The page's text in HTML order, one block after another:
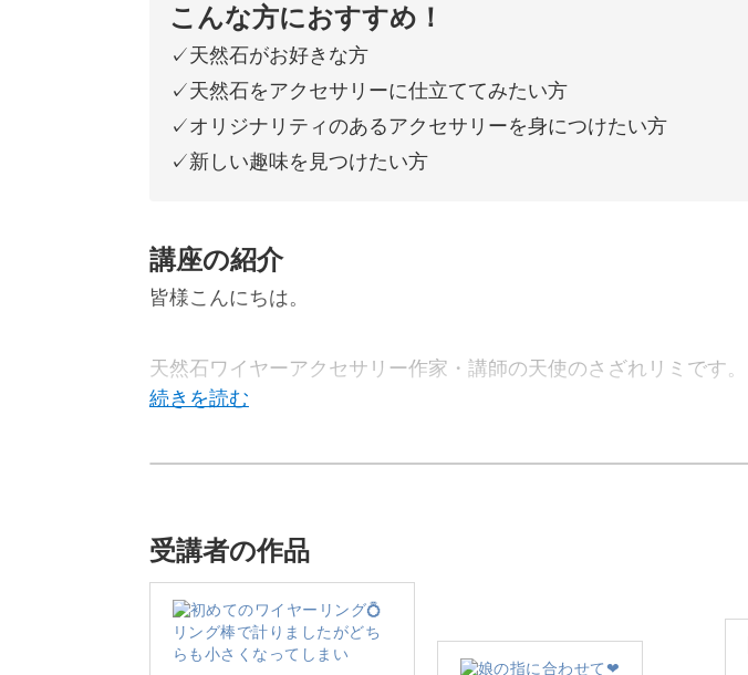
こんな方におすすめ！
✓天然石がお好きな方
✓天然石をアクセサリーに仕立ててみたい方
✓オリジナリティのあるアクセサリーを身につけたい方
✓新しい趣味を見つけたい方
講座の紹介
皆様こんにちは。
天然石ワイヤーアクセサリー作家・講師の天使のさざれリミです。
ます。
美しいワイヤーの曲線と天然石の魅力を活かした作品が特徴です。
受講者の作品